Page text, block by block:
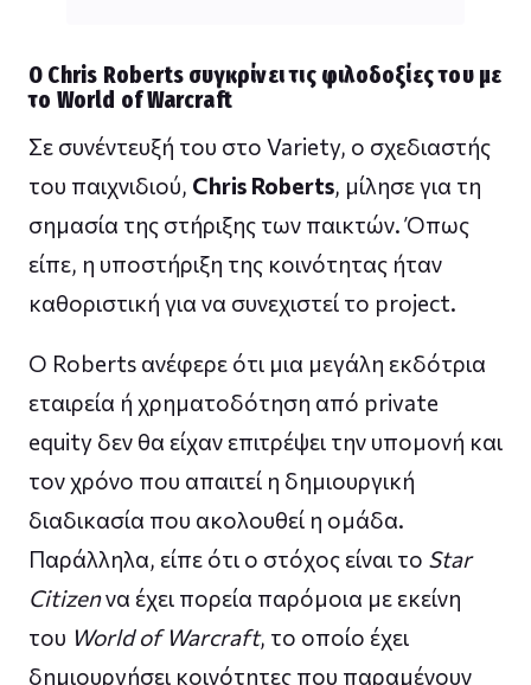
Ο Chris Roberts συγκρίνει τις φιλοδοξίες του με
το World of Warcraft
Σε συνέντευξή του στο Variety, ο σχεδιαστής
του παιχνιδιού, Chris Roberts, μίλησε για τη
σημασία της στήριξης των παικτών. Όπως
είπε, η υποστήριξη της κοινότητας ήταν
καθοριστική για να συνεχιστεί το project.
Ο Roberts ανέφερε ότι μια μεγάλη εκδότρια
εταιρεία ή χρηματοδότηση από private
equity δεν θα είχαν επιτρέψει την υπομονή και
τον χρόνο που απαιτεί η δημιουργική
διαδικασία που ακολουθεί η ομάδα.
Παράλληλα, είπε ότι ο στόχος είναι το Star
Citizenνα έχει πορεία παρόμοια με εκείνη
του World of Warcraft, το οποίο έχει
δημιουργήσει κοινότητες που παραμένουν